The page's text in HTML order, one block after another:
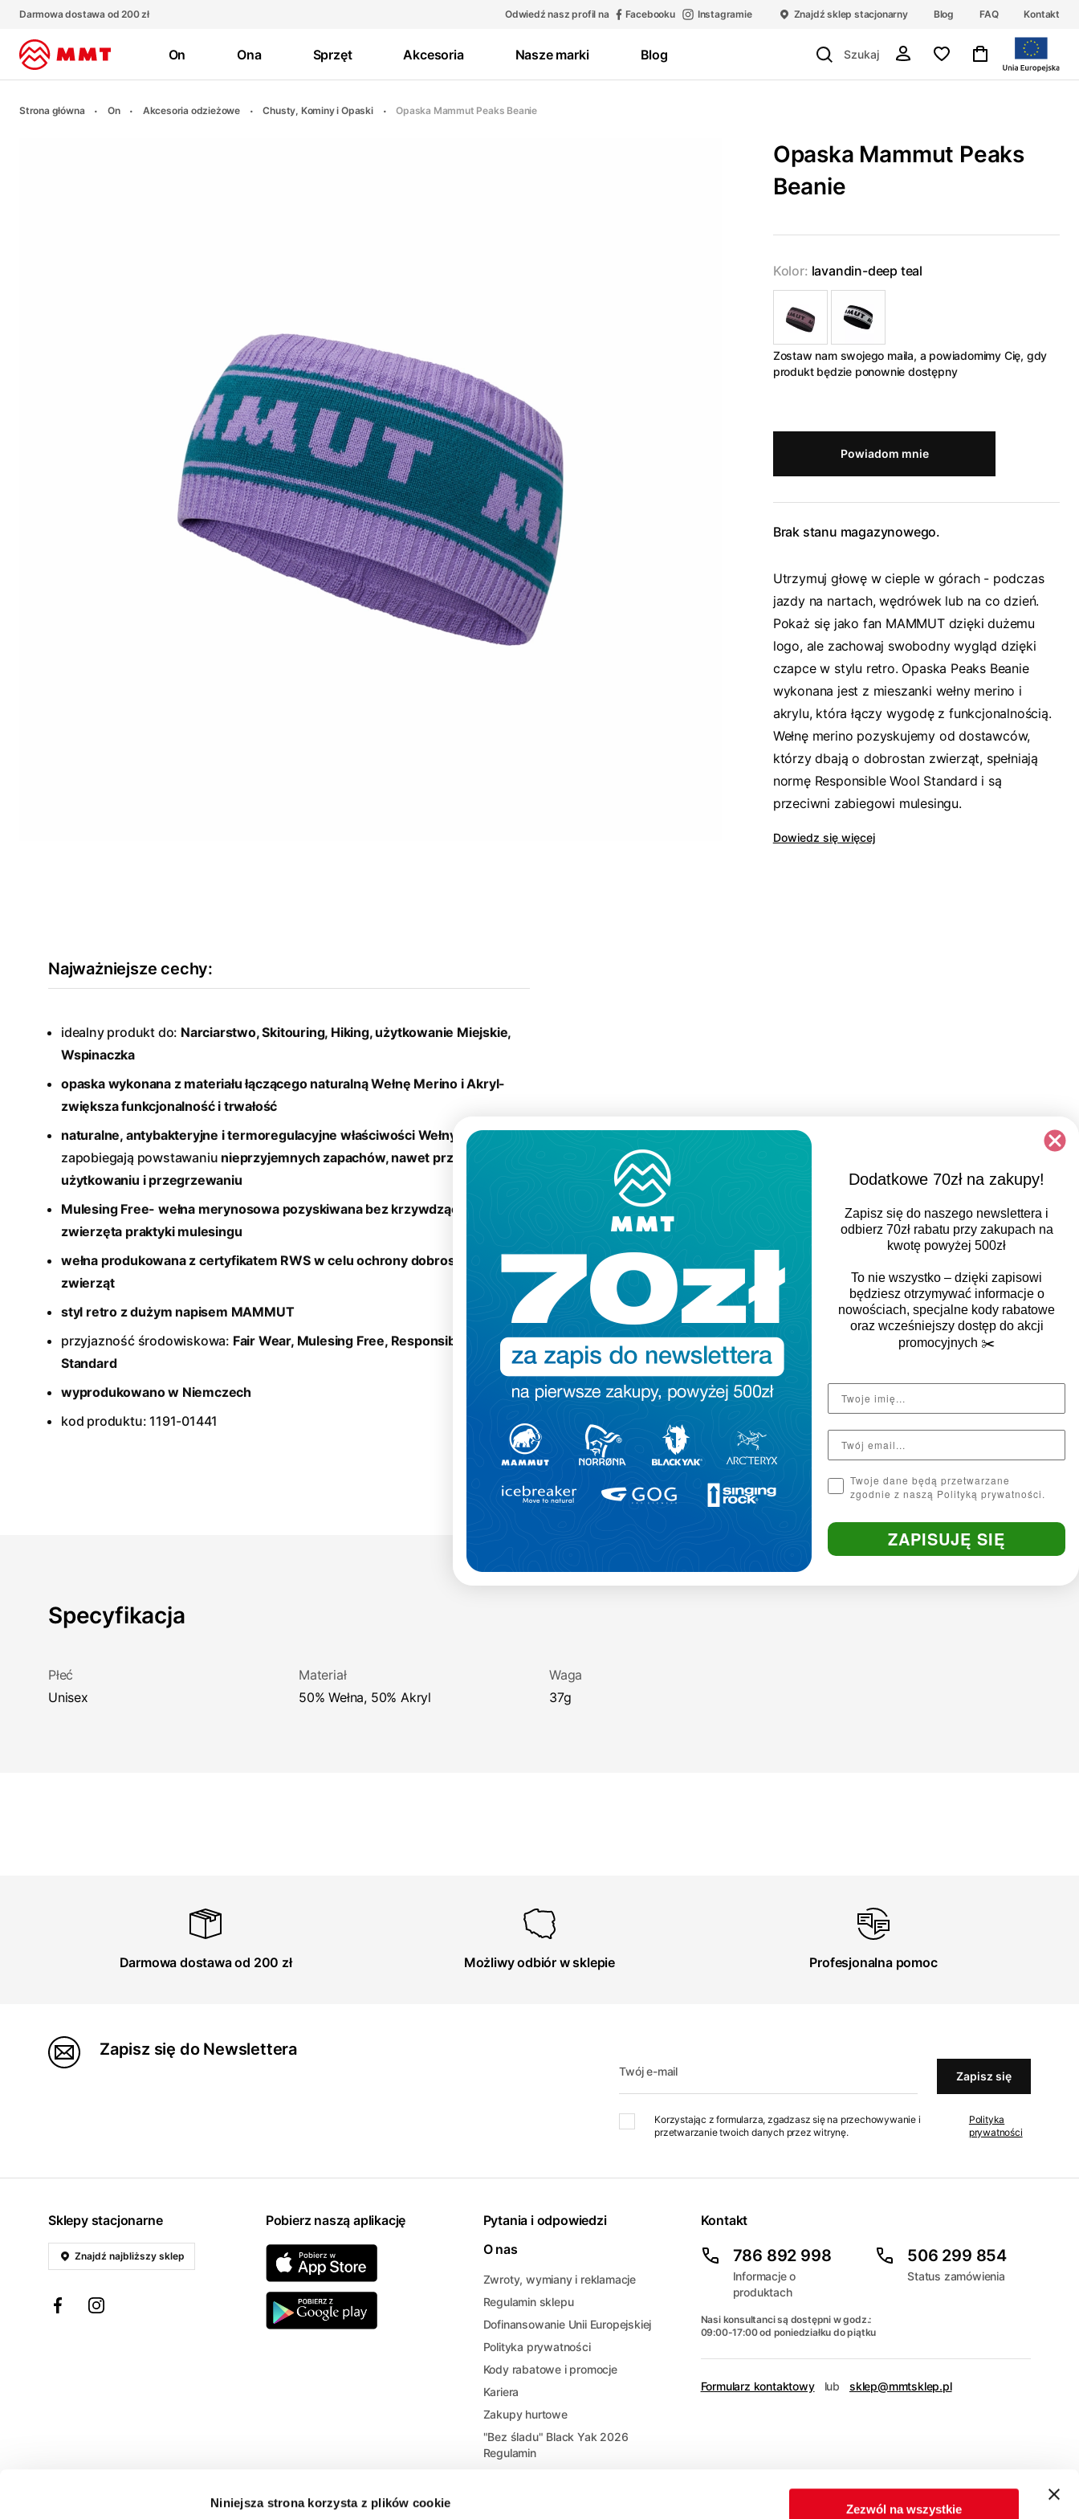
Niniejsza strona korzysta z plików cookie Zezwól na wszystkie
Darmowa dostawa od 200 zł Odwiedź nasz profil na Facebooku Instagramie Znajdź sklep stacjonarny Blog FAQ Kontakt
On Ona Sprzęt Akcesoria Nasze marki Blog
Strona główna On Akcesoria odzieżowe Chusty, Kominy i Opaski Opaska Mammut Peaks Beanie
Opaska Mammut Peaks
Beanie
Kolor: lavandin-deep teal
Zostaw nam swojego maila, a powiadomimy Cię, gdy
produkt będzie ponownie dostępny
Powiadom mnie
Brak stanu magazynowego.
Utrzymuj głowę w cieple w górach - podczas
jazdy na nartach, wędrówek lub na co dzień.
Pokaż się jako fan MAMMUT dzięki dużemu
logo, ale zachowaj swobodny wygląd dzięki
czapce w stylu retro. Opaska Peaks Beanie
wykonana jest z mieszanki wełny merino i
akrylu, która łączy wygodę z funkcjonalnością.
Wełnę merino pozyskujemy od dostawców,
którzy dbają o dobrostan zwierząt, spełniają
normę Responsible Wool Standard i są
przeciwni zabiegowi mulesingu.
Dowiedz się więcej
Najważniejsze cechy:
idealny produkt do: Narciarstwo, Skitouring, Hiking, użytkowanie Miejskie,
Wspinaczka
opaska wykonana z materiału łączącego naturalną Wełnę Merino i Akryl-
zwiększa funkcjonalność i trwałość
naturalne, antybakteryjne i termoregulacyjne właściwości Wełny Merino
zapobiegają powstawaniu nieprzyjemnych zapachów, nawet przy długim
użytkowaniu i przegrzewaniu
Mulesing Free- wełna merynosowa pozyskiwana bez krzywdzącej
zwierzęta praktyki mulesingu
wełna produkowana z certyfikatem RWS w celu ochrony dobrostanu
zwierząt
styl retro z dużym napisem MAMMUT
przyjazność środowiskowa: Fair Wear, Mulesing Free, Responsible Wool
Standard
wyprodukowano w Niemczech
kod produktu: 1191-01441
Specyfikacja
Płeć
Unisex
Materiał
50% Wełna, 50% Akryl
Waga
37g
Darmowa dostawa od 200 zł Możliwy odbiór w sklepie Profesjonalna pomoc
Zapisz się do Newslettera
Twój e-mail Zapisz się
Korzystając z formularza, zgadzasz się na przechowywanie i
przetwarzanie twoich danych przez witrynę.
Polityka
prywatności
Sklepy stacjonarne
Znajdź najbliższy sklep
Pobierz naszą aplikację
Pytania i odpowiedzi
O nas
Zwroty, wymiany i reklamacje
Regulamin sklepu
Dofinansowanie Unii Europejskiej
Polityka prywatności
Kody rabatowe i promocje
Kariera
Zakupy hurtowe
"Bez śladu" Black Yak 2026
Regulamin
Kontakt
786 892 998
Informacje o
produktach
506 299 854
Status zamówienia
Nasi konsultanci są dostępni w godz.:
09:00-17:00 od poniedziałku do piątku
Formularz kontaktowy lub sklep@mmtsklep.pl
Dodatkowe 70zł na zakupy!
Zapisz się do naszego newslettera i
odbierz 70zł rabatu przy zakupach na
kwotę powyżej 500zł
To nie wszystko – dzięki zapisowi
będziesz otrzymywać informacje o
nowościach, specjalne kody rabatowe
oraz wcześniejszy dostęp do akcji
promocyjnych ✂️
Twoje dane będą przetwarzane
zgodnie z naszą Polityką prywatności.
ZAPISUJĘ SIĘ